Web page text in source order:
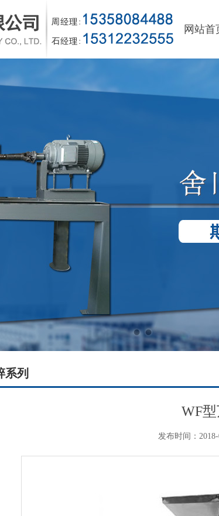
网站首
系列
WF
发布时间：